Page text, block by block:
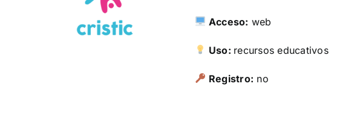
Acceso: web
Uso: recursos educativos
Registro: no